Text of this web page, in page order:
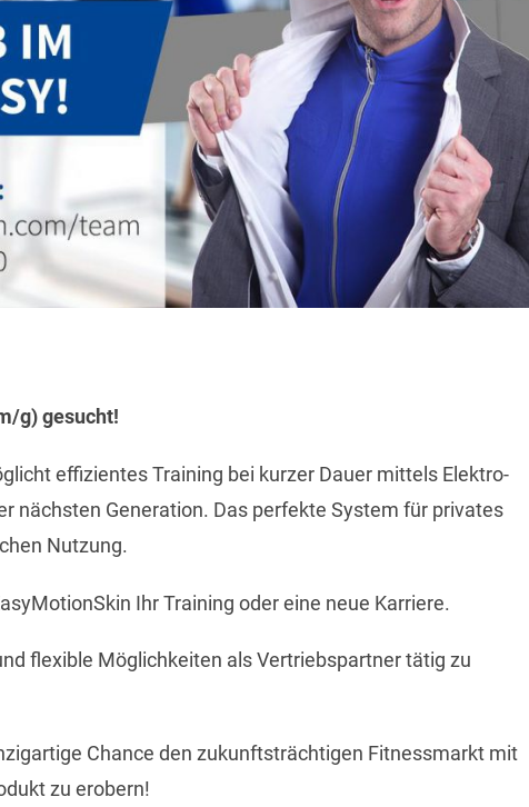
g) gesucht!
effizientes Training bei kurzer Dauer mittels Elektro-
nächsten Generation. Das perfekte System für privates
Nutzung.
Ihr Training oder eine neue Karriere.
flexible Möglichkeiten als Vertriebspartner tätig zu
Chance den zukunftsträchtigen Fitnessmarkt mit
zu erobern!